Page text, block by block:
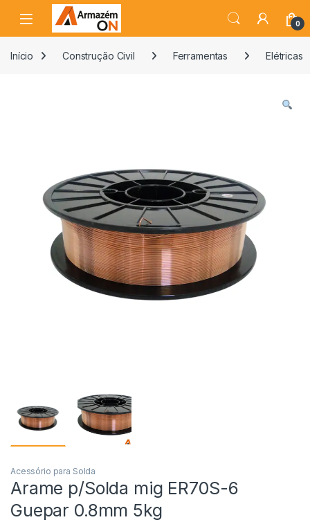
0
Início Construção Civil Ferramentas Elétricas
Acessório para Solda
Arame p/Solda mig ER70S-6
Guepar 0.8mm 5kg